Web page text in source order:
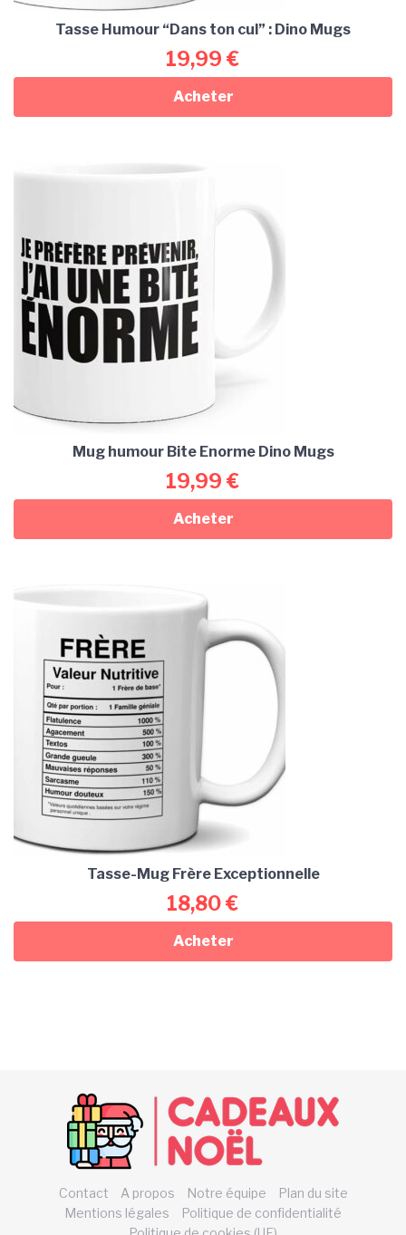
Tasse Humour “Dans ton cul” : Dino Mugs
19,99 €
Acheter
Mug humour Bite Enorme Dino Mugs
19,99 €
Acheter
Tasse-Mug Frère Exceptionnelle
18,80€
Acheter
Contact A propos Notre équipe
Plan du site
Mentions légales
Politique de confidentialité